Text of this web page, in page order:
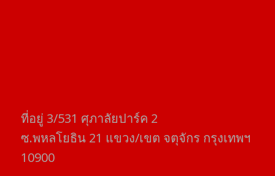
ที่อยู่​ 3/531​ ศุภาลัยปาร์ค​ 2
ซ.พหลโยธิน​ 21​ แขวง/เขต​ จตุจักร​ กรุงเทพฯ
10900